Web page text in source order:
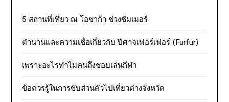
5 สถานที่เที่ยว ณ โอซาก้า ช่วงซัมเมอร์
ตำนานและความเชื่อเกี่ยวกับ ปีศาจเฟอร์เฟอร์ (Furfur)
เพราะอะไรทำไมคนถึงชอบเล่นกีฬา
ข้อควรรู้ในการขับส่วนตัวไปเที่ยวต่างจังหวัด